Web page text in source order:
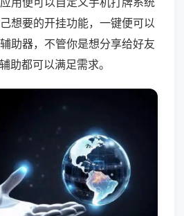
想要的开挂功能，一键便可以
助器，不管你是想分享给好友
助都可以满足需求。